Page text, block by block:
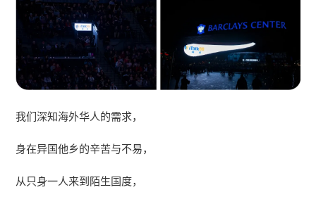
我们深知海外华人的需求，
身在异国他乡的辛苦与不易，
从只身一人来到陌生国度，